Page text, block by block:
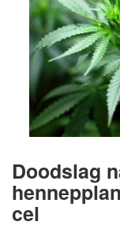
Doodslag
cel